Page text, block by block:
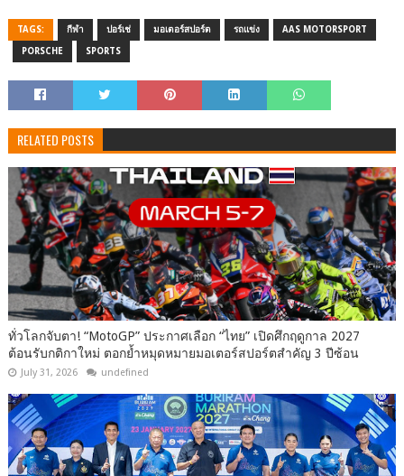
TAGS: กีฬา ปอร์เช่ มอเตอร์สปอร์ต รถแข่ง AAS MOTORSPORT
PORSCHE SPORTS
RELATED POSTS
ทั่วโลกจับตา! “MotoGP” ประกาศเลือก “ไทย” เปิดศึกฤดูกาล 2027
ต้อนรับกติกาใหม่ ตอกย้ำหมุดหมายมอเตอร์สปอร์ตสำคัญ 3 ปีซ้อน
July 31, 2026 undefined